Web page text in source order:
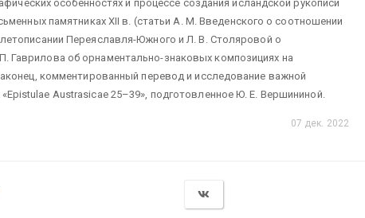
особенностях и процессе создания исландской рукописи
памятниках XII в. (статьи А. М. Введенского о соотношении
Переяславля-Южного и Л. В. Столяровой о
Гаврилова об орнаментально-знаковых композициях на
комментированный перевод и исследование важной
Austrasicae 25–39», подготовленное Ю. Е. Вершининой.
07 дек. 2022